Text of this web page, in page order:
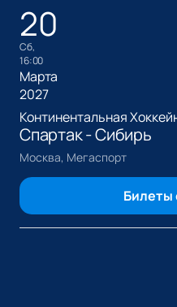
20
сб,
16:00
Марта
2027
Континентальная
Спартак - Сибирь
Москва, Мегаспорт
Билеты